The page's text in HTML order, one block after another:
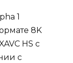
1
8K
HS с
с